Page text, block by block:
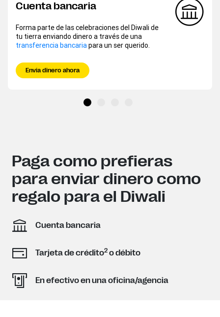
Cuenta bancaria
Forma parte de las celebraciones del Diwali de
tu tierra enviando dinero a través de una
transferencia bancariapara un ser querido.
Envía dinero ahora
Paga como prefieras
para enviar dinero como
regalo para el Diwali
Cuenta bancaria
Tarjeta de crédito2 o débito
En efectivo en una oficina/agencia